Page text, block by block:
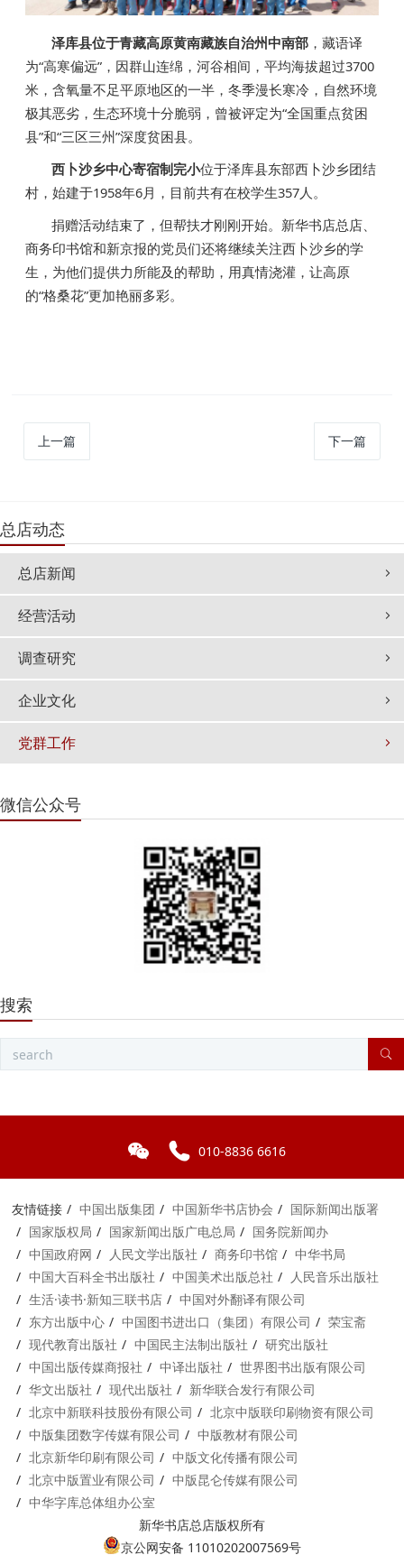
泽库县位于青藏高原黄南藏族自治州中南部 ，藏语译
为“高寒偏远”，因群山连绵，河谷相间，平均海拔超过3700
米，含氧量不足平原地区的一半，冬季漫长寒冷，自然环境
极其恶劣，生态环境十分脆弱，曾被评定为“全国重点贫困
县”和“三区三州”深度贫困县。
西卜沙乡中心寄宿制完小位于泽库县东部西卜沙乡团结
村，始建于1958年6月，目前共有在校学生357人。
捐赠活动结束了，但帮扶才刚刚开始。新华书店总店、
商务印书馆和新京报的党员们还将继续关注西卜沙乡的学
生，为他们提供力所能及的帮助，用真情浇灌，让高原
的“格桑花”更加艳丽多彩。
上一篇 下一篇
总店动态
总店新闻
经营活动
调查研究
企业文化
党群工作
微信公众号
搜索
010-8836 6616
友情链接 中国出版集团 中国新华书店协会
国际新闻出版署
国家版权局
国家新闻出版广电总局
国务院新闻办
中国政府网
人民文学出版社 商务印书馆
中华书局
中国大百科全书出版社
中国美术出版总社
人民音乐出版社
生活·读书·新知三联书店
中国对外翻译有限公司
东方出版中心
中国图书进出口（集团）有限公司
荣宝斋
现代教育出版社
中国民主法制出版社
研究出版社
中国出版传媒商报社
中译出版社
世界图书出版有限公司
华文出版社
现代出版社
新华联合发行有限公司
北京中新联科技股份有限公司
北京中版联印刷物资有限公司
中版集团数字传媒有限公司
中版教材有限公司
北京新华印刷有限公司
中版文化传播有限公司
北京中版置业有限公司
中版昆仑传媒有限公司
中华字库总体组办公室
新华书店总店版权所有
京公网安备 11010202007569号